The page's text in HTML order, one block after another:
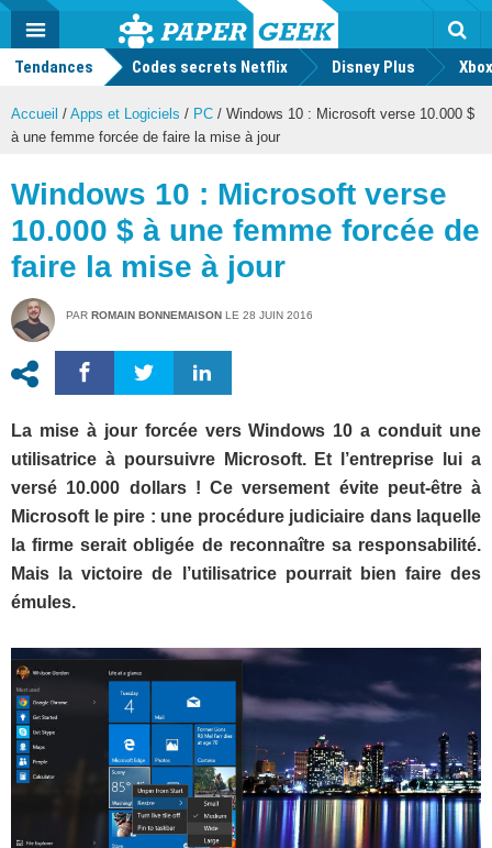
Actu
geek
MENU
Tendances Codes secrets Netflix Disney Plus
Accueil / Apps et Logiciels / PC / Windows 10 : Microsoft verse 10.000 $
à une femme forcée de faire la mise à jour
Windows 10 : Microsoft verse
10.000 $ à une femme forcée de
faire la mise à jour
PAR ROMAIN BONNEMAISON LE 28 JUIN 2016
La mise à jour forcée vers Windows 10 a conduit une
utilisatrice à poursuivre Microsoft. Et l’entreprise lui a
versé 10.000 dollars ! Ce versement évite peut-être à
Microsoft le pire : une procédure judiciaire dans laquelle
la firme serait obligée de reconnaître sa responsabilité.
Mais la victoire de l’utilisatrice pourrait bien faire des
émules.
Mode
FacebookTwitter Youtube